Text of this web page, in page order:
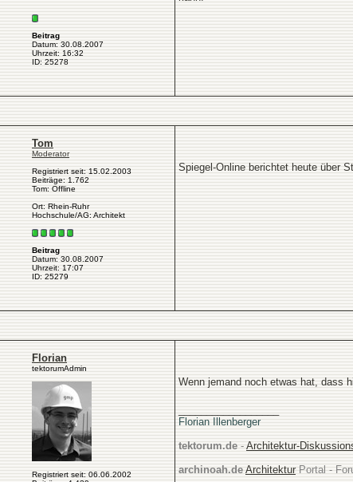
Beitrag
Datum: 30.08.2007
Uhrzeit: 16:32
ID: 25278
Tom
Moderator
Registriert seit: 15.02.2003
Beiträge: 1.762
Tom: Offline
Ort: Rhein-Ruhr
Hochschule/AG: Architekt
Beitrag
Datum: 30.08.2007
Uhrzeit: 17:07
ID: 25279
Spiegel-Online berichtet heute über
Florian
tektorumAdmin
Registriert seit: 06.06.2002
Wenn jemand noch etwas hat, dass
Florian Illenberger
tektorum.de - Architektur-
archinoah.de ArchitekturPortal -